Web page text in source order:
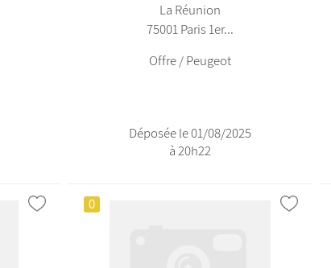
La Réunion
75001 Paris 1er...
Offre / Peugeot
Déposée le 01/08/2025
à 20h22
0